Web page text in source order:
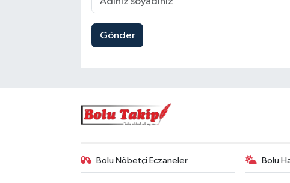
Gönder
Bolu Nöbetçi Eczaneler Bolu